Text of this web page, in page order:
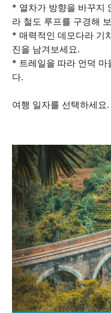
* 열차가 방향을 바꾸지
라 철도 루프를 구경해
* 매력적인 데모다라 기
진을 남겨보세요.
* 트레일을 따라 언덕 마
다.
여행 일자를 선택하세요.